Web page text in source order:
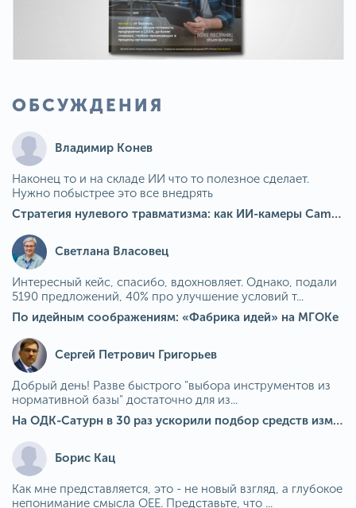
ОБСУЖДЕНИЯ
Владимир Конев
Наконец то и на складе ИИ что то полезное сделает.
Нужно побыстрее это все внедрять
Стратегия нулевого травматизма: как ИИ-камеры Camkord снижают риск наезда на пешехода при работе на погрузчике
Светлана Власовец
Интересный кейс, спасибо, вдохновляет. Однако, подали
5190 предложений, 40% про улучшение условий т...
По идейным соображениям: «Фабрика идей» на МГОКе
Сергей Петрович Григорьев
Добрый день! Разве быстрого "выбора инструментов из
нормативной базы" достаточно для из...
На ОДК-Сатурн в 30 раз ускорили подбор средств измерения для контроля качества продукции
Борис Кац
Как мне представляется, это - не новый взгляд, а глубокое
непонимание смысла OEE. Представьте, что ...